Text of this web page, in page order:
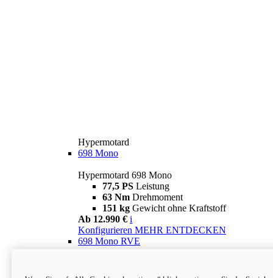
Hypermotard
698 Mono
Hypermotard 698 Mono
77,5 PS Leistung
63 Nm Drehmoment
151 kg Gewicht ohne Kraftstoff
Ab 12.990 € i
Konfigurieren MEHR ENTDECKEN
698 Mono RVE
77,5 PS
Leistung